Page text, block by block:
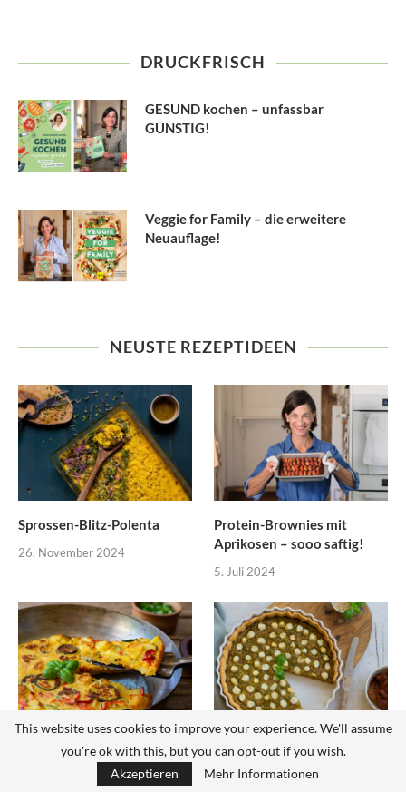
DRUCKFRISCH
GESUND kochen – unfassbar
GÜNSTIG!
Veggie for Family – die erweitere
Neuauflage!
NEUSTE REZEPTIDEEN
Sprossen-Blitz-Polenta
26. November 2024
Protein-Brownies mit
Aprikosen – sooo saftig!
5. Juli 2024
Sommergemüse
einfach, so würzig!
This website uses cookies to improve your experience. We'll assume
you're ok with this, but you can opt-out if you wish.
Akzeptieren
Mehr Informationen